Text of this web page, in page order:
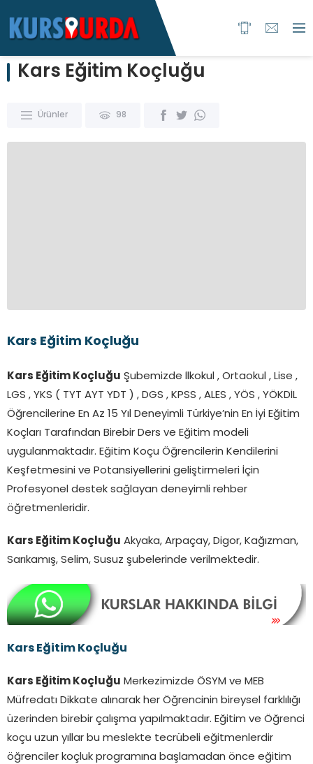
Kars Eğitim Koçluğu
Ürünler 98
Kars Eğitim Koçluğu
Kars Eğitim Koçluğu Şubemizde İlkokul , Ortaokul , Lise ,
LGS , YKS ( TYT AYT YDT ) , DGS , KPSS , ALES , YÖS , YÖKDİL
Öğrencilerine En Az 15 Yıl Deneyimli Türkiye’nin En İyi Eğitim
Koçları Tarafından Birebir Ders ve Eğitim modeli
uygulanmaktadır. Eğitim Koçu Öğrencilerin Kendilerini
Keşfetmesini ve Potansiyellerini geliştirmeleri İçin
Profesyonel destek sağlayan deneyimli rehber
öğretmenleridir.
Kars Eğitim Koçluğu Akyaka, Arpaçay, Digor, Kağızman,
Sarıkamış, Selim, Susuz şubelerinde verilmektedir.
Kars Eğitim Koçluğu
Kars Eğitim Koçluğu Merkezimizde ÖSYM ve MEB
Müfredatı Dikkate alınarak her Öğrencinin bireysel farklılığı
üzerinden birebir çalışma yapılmaktadır. Eğitim ve Öğrenci
koçu uzun yıllar bu meslekte tecrübeli eğitmenlerdir
öğrenciler koçluk programına başlamadan önce eğitim